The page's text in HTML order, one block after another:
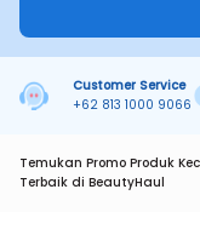
Customer Service
+62 813 1000 9066
Temukan Promo Produk
Terbaik di BeautyHaul